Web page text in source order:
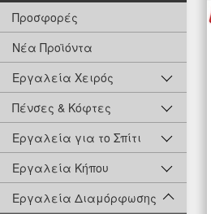
Προσφορές
Νέα Προϊόντα
Εργαλεία Χειρός
Πένσες & Κόφτες
Εργαλεία για το Σπίτι
Εργαλεία Κήπου
Εργαλεία Διαμόρφωσης